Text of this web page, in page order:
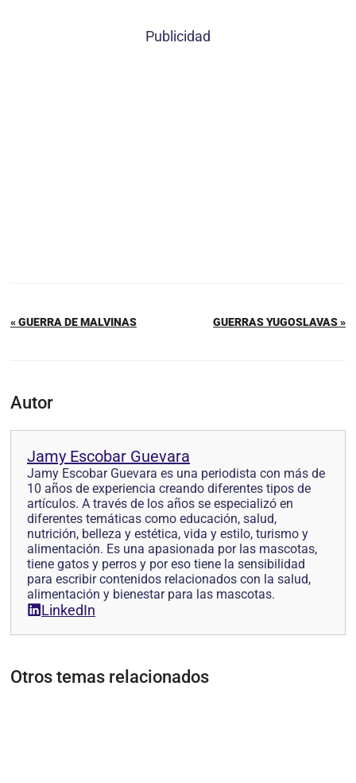
Publicidad
« GUERRA DE MALVINAS GUERRAS YUGOSLAVAS »
Autor
Jamy Escobar Guevara
Jamy Escobar Guevara es una periodista con más de
10 años de experiencia creando diferentes tipos de
artículos. A través de los años se especializó en
diferentes temáticas como educación, salud,
nutrición, belleza y estética, vida y estilo, turismo y
alimentación. Es una apasionada por las mascotas,
tiene gatos y perros y por eso tiene la sensibilidad
para escribir contenidos relacionados con la salud,
alimentación y bienestar para las mascotas.
LinkedIn
Otros temas relacionados